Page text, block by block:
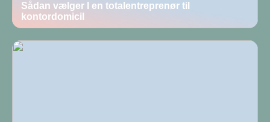
Sådan vælger I en totalentreprenør til
kontordomicil